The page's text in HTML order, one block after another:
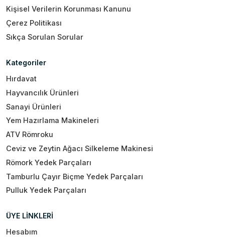
Kişisel Verilerin Korunması Kanunu
Çerez Politikası
Sıkça Sorulan Sorular
Kategoriler
Hırdavat
Hayvancılık Ürünleri
Sanayi Ürünleri
Yem Hazırlama Makineleri
ATV Römroku
Ceviz ve Zeytin Ağacı Silkeleme Makinesi
Römork Yedek Parçaları
Tamburlu Çayır Biçme Yedek Parçaları
Pulluk Yedek Parçaları
ÜYE LİNKLERİ
Hesabım